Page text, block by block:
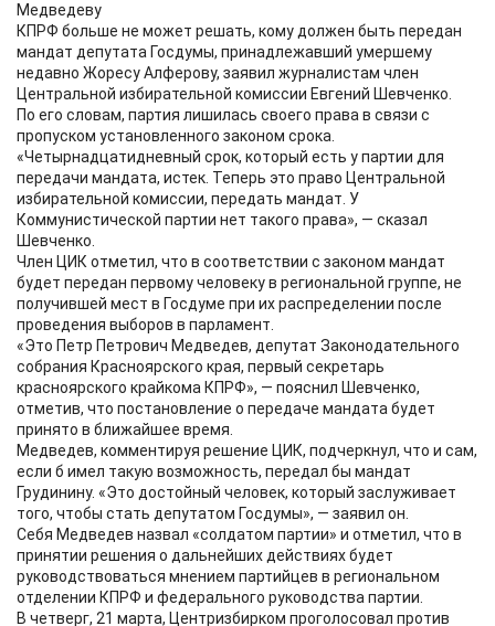
Медведеву
КПРФ больше не может решать, кому должен быть передан
мандат депутата Госдумы, принадлежавший умершему
недавно Жоресу Алферову, заявил журналистам член
Центральной избирательной комиссии Евгений Шевченко.
По его словам, партия лишилась своего права в связи с
пропуском установленного законом срока.
«Четырнадцатидневный срок, который есть у партии для
передачи мандата, истек. Теперь это право Центральной
избирательной комиссии, передать мандат. У
Коммунистической партии нет такого права», — сказал
Шевченко.
Член ЦИК отметил, что в соответствии с законом мандат
будет передан первому человеку в региональной группе, не
получившей мест в Госдуме при их распределении после
проведения выборов в парламент.
«Это Петр Петрович Медведев, депутат Законодательного
собрания Красноярского края, первый секретарь
красноярского крайкома КПРФ», — пояснил Шевченко,
отметив, что постановление о передаче мандата будет
принято в ближайшее время.
Медведев, комментируя решение ЦИК, подчеркнул, что и сам,
если б имел такую возможность, передал бы мандат
Грудинину. «Это достойный человек, который заслуживает
того, чтобы стать депутатом Госдумы», — заявил он.
Себя Медведев назвал «солдатом партии» и отметил, что в
принятии решения о дальнейших действиях будет
руководствоваться мнением партийцев в региональном
отделении КПРФ и федерального руководства партии.
В четверг, 21 марта, Центризбирком проголосовал против